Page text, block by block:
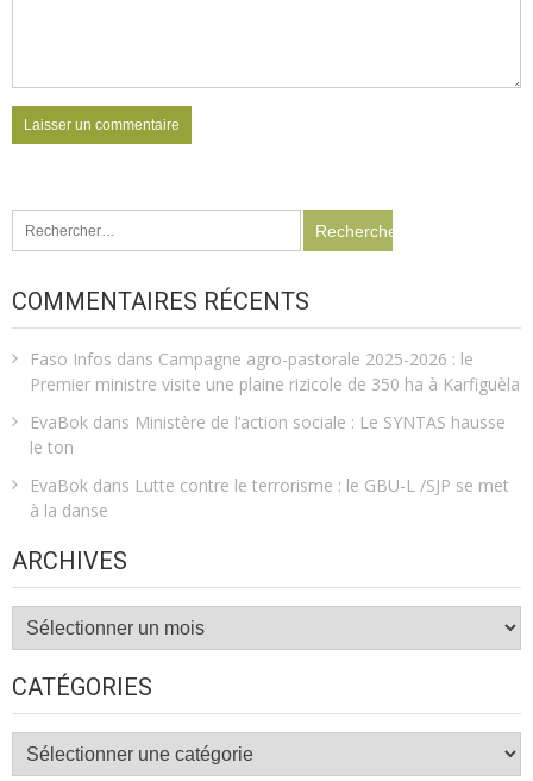
COMMENTAIRES RÉCENTS
Faso Infos dans Campagne agro-pastorale 2025-2026 : le
Premier ministre visite une plaine rizicole de 350 ha à Karfiguèla
EvaBok dans Ministère de l’action sociale : Le SYNTAS hausse
le ton
EvaBok dans Lutte contre le terrorisme : le GBU-L /SJP se met
à la danse
ARCHIVES
Archives
CATÉGORIES
Catégories